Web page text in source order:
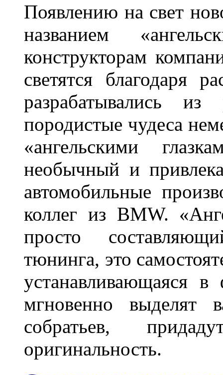
Появлению на свет
названием
конструкторам
светятся благодаря
разрабатывались
породистые чудеса
«ангельскими
необычный и
автомобильные
коллег из BMW.
просто
тюнинга, это
устанавливающаяся
мгновенно выделят
собратьев,
оригинальность.